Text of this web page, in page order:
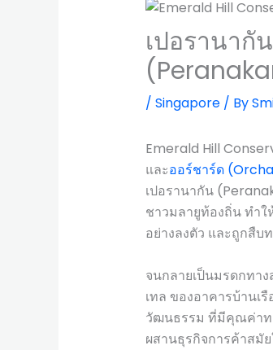
เปอรานากั
/ Singapore/ By
Emerald Hill
และออร์ชาร์ด
เปอรานากัน
ชาวมลายูท้องถิ่น ทำ
อย่างลงตัว และถูกสืบ
จนกลายเป็นมรดกทา
เทล ของอาคารบ้านเ
วัฒนธรรม ที่มีคุณค่าท
ผสานธุรกิจการค้าสมั